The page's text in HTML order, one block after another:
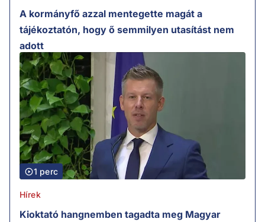
A kormányfő azzal mentegette magát a
tájékoztatón, hogy ő semmilyen utasítást nem
adott
1 perc
Hírek
Kioktató hangnemben tagadta meg Magyar